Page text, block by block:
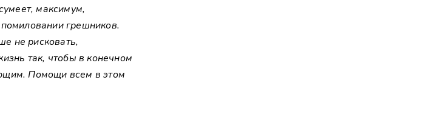
максимум,
грешников.
не рисковать,
так, чтобы в конечном
Помощи всем в этом